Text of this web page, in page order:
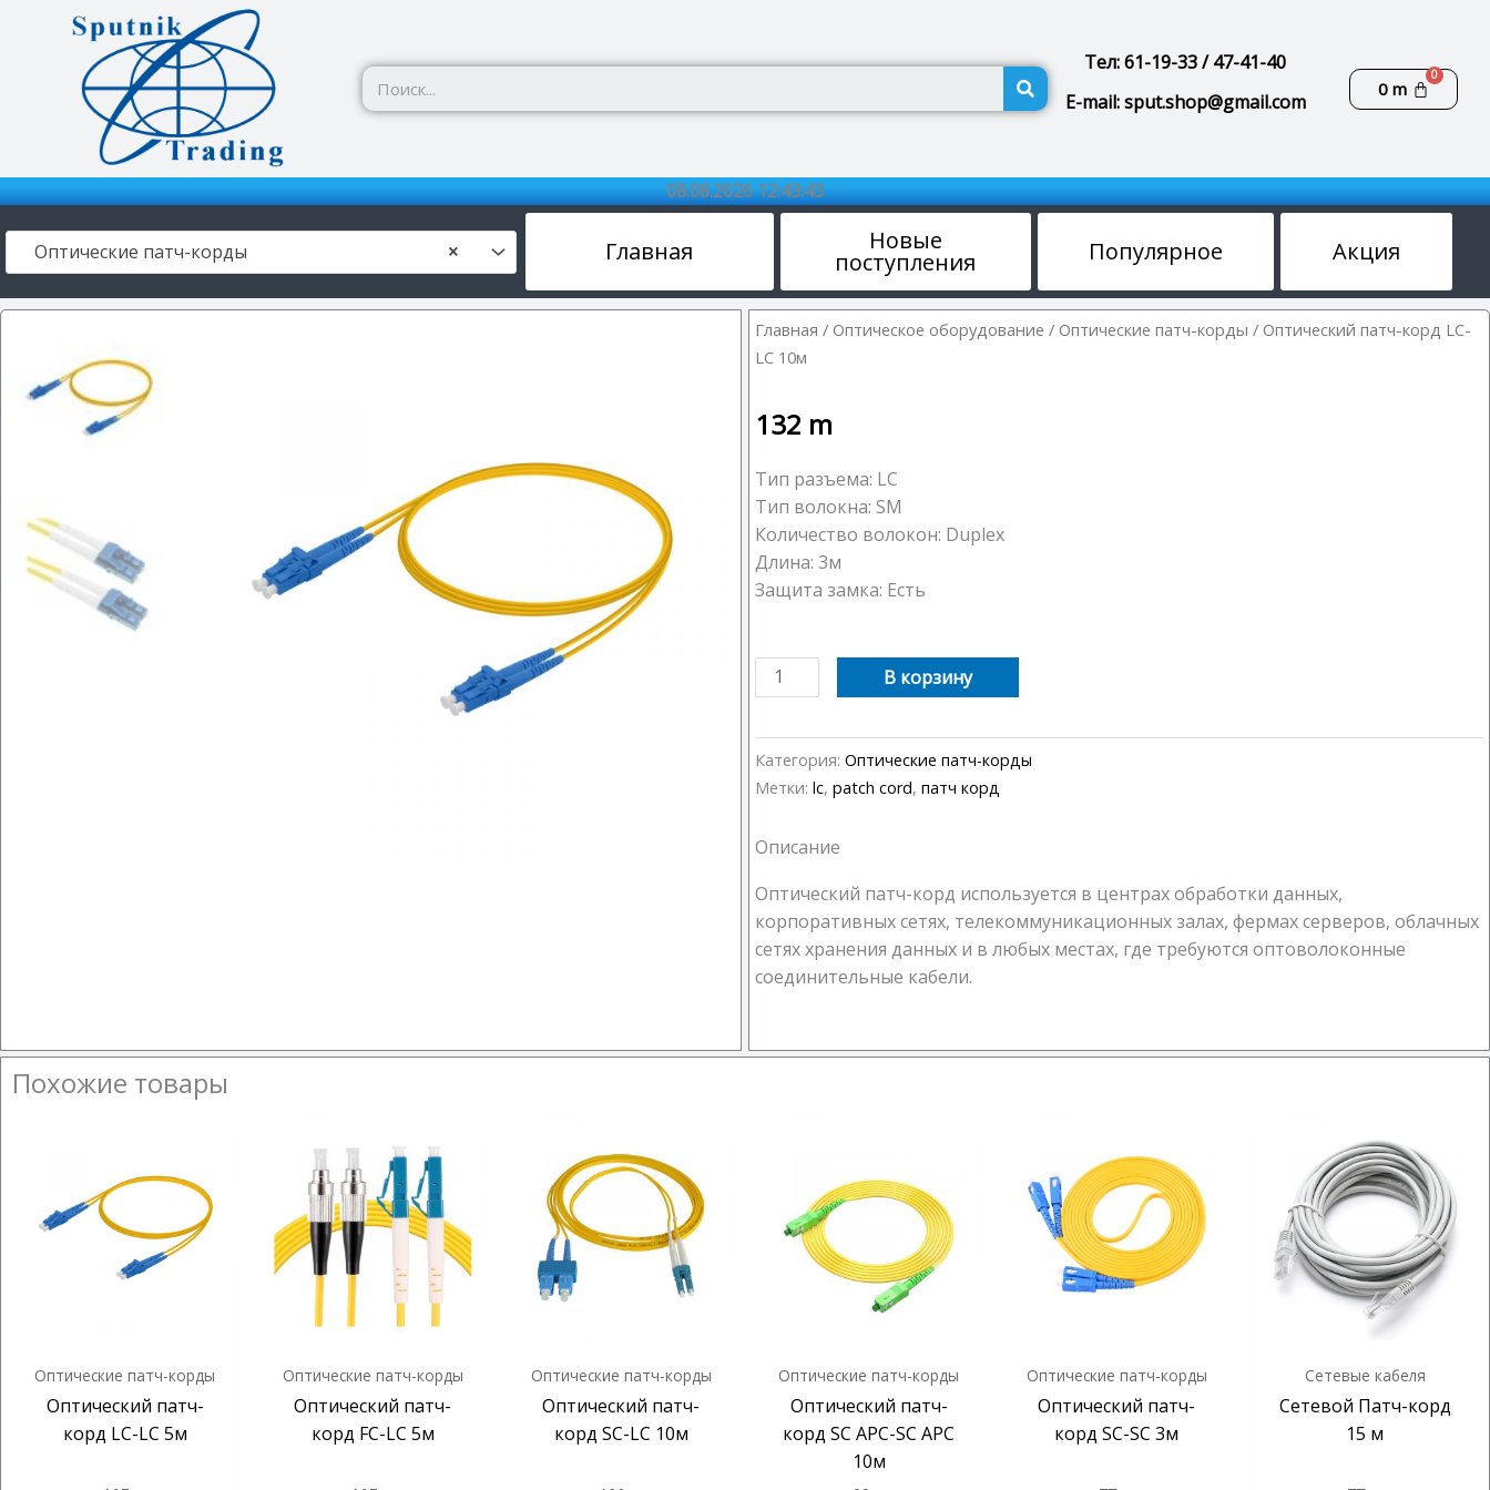
Перейти
содержимому
Поиск Тел: 61-19-33 / 47-41-40
E-mail: sput.shop@gmail.com
0m
08.08.2026 12:43:44
×
Оптические патч-корды Главная Новые
поступления Популярное Акция
Главная / Оптическое оборудование / Оптические патч-корды / Оптический патч-корд LC-
LC 10м
132 m
Тип разъема: LC
Тип волокна: SM
Количество волокон: Duplex
Длина: 3м
Защита замка: Есть
Количество
товара
патч-
корд
LC
В корзину
Категория: Оптические патч-корды
Метки: lc, patch cord, патч корд
Описание
Оптический патч-корд используется в центрах обработки данных,
корпоративных сетях, телекоммуникационных залах, фермах серверов, облачных
сетях хранения данных и в любых местах, где требуются оптоволоконные
соединительные кабели.
Похожие товары
Оптические патч-корды
Оптический патч-
корд LC-LC 5м
Оптические патч-корды
Оптический патч-
корд FC-LC 5м
Оптические патч-корды
Оптический патч-
корд SC-LC 10м
Оптические патч-корды
Оптический патч-
корд SC APC-SC APC
10м
Оптические патч-корды
Оптический патч-
корд SC-SC 3м
Сетевые кабеля
Сетевой Патч-корд
15 м